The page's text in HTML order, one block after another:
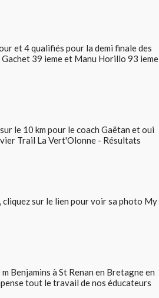
et 4 qualifiés pour la demi finale des
39 ieme et Manu Horillo 93 ieme
le 10 km pour le coach Gaëtan et oui
Trail La Vert'Olonne - Résultats
sur le lien pour voir sa photo My
Benjamins à St Renan en Bretagne en
tout le travail de nos éducateurs